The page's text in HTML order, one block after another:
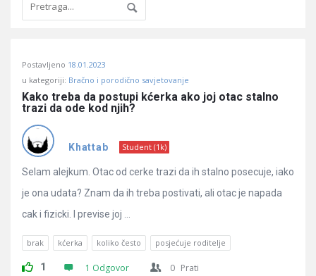
Učene
Latest
Pitanja
Postavljeno 18.01.2023
u kategoriji: Bračno i porodično savjetovanje
Kako treba da postupi kćerka ako joj otac stalno
trazi da ode kod njih?
Khattab Student (1k)
Selam alejkum. Otac od cerke trazi da ih stalno posecuje, iako
je ona udata? Znam da ih treba postivati, ali otac je napada
cak i fizicki. I previse joj ...
brak kćerka koliko često posjećuje roditelje
1 1 Odgovor 0 Prati